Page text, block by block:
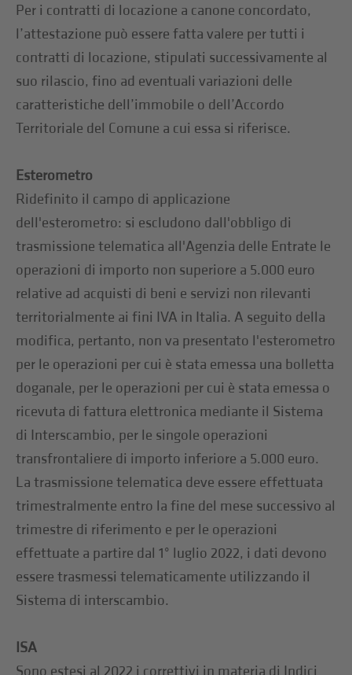
Per i contratti di locazione a canone concordato,
l’attestazione può essere fatta valere per tutti i
contratti di locazione, stipulati successivamente al
suo rilascio, fino ad eventuali variazioni delle
caratteristiche dell’immobile o dell’Accordo
Territoriale del Comune a cui essa si riferisce.
Esterometro
Ridefinito il campo di applicazione
dell'esterometro: si escludono dall'obbligo di
trasmissione telematica all'Agenzia delle Entrate le
operazioni di importo non superiore a 5.000 euro
relative ad acquisti di beni e servizi non rilevanti
territorialmente ai fini IVA in Italia. A seguito della
modifica, pertanto, non va presentato l'esterometro
per le operazioni per cui è stata emessa una bolletta
doganale, per le operazioni per cui è stata emessa o
ricevuta di fattura elettronica mediante il Sistema
di Interscambio, per le singole operazioni
transfrontaliere di importo inferiore a 5.000 euro.
La trasmissione telematica deve essere effettuata
trimestralmente entro la fine del mese successivo al
trimestre di riferimento e per le operazioni
effettuate a partire dal 1° luglio 2022, i dati devono
essere trasmessi telematicamente utilizzando il
Sistema di interscambio.
ISA
Sono estesi al 2022 i correttivi in materia di Indici